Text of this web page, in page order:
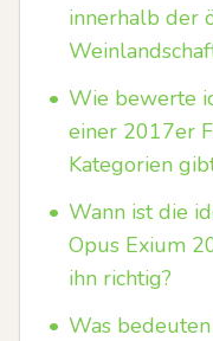
innerhalb der
• Wie bewerte
einer 2017er
Kategorien
• Wann ist die
Opus Exium
ihn richtig?
• Was